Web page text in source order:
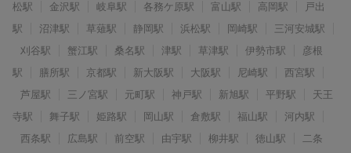
松駅
金沢駅 岐阜駅 各務ケ原駅 富山駅 高岡駅
戸出
駅
沼津駅 草薙駅 静岡駅 浜松駅 岡崎駅
三河安城駅
刈谷駅
蟹江駅 桑名駅 津駅 草津駅 伊勢市駅
彦根
駅
膳所駅 京都駅 新大阪駅 大阪駅 尼崎駅
西宮駅
芦屋駅
三ノ宮駅 元町駅 神戸駅 新旭駅 平野駅
天王
寺駅
舞子駅 姫路駅 岡山駅 倉敷駅 福山駅
河内駅
西条駅
広島駅 前空駅 由宇駅 柳井駅 徳山駅
二条